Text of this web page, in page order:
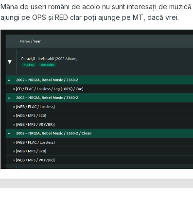
Mâna de useri români de acolo nu sunt interesați de
ajungi pe OPS și RED clar poți ajunge pe MT, dacă vrei.